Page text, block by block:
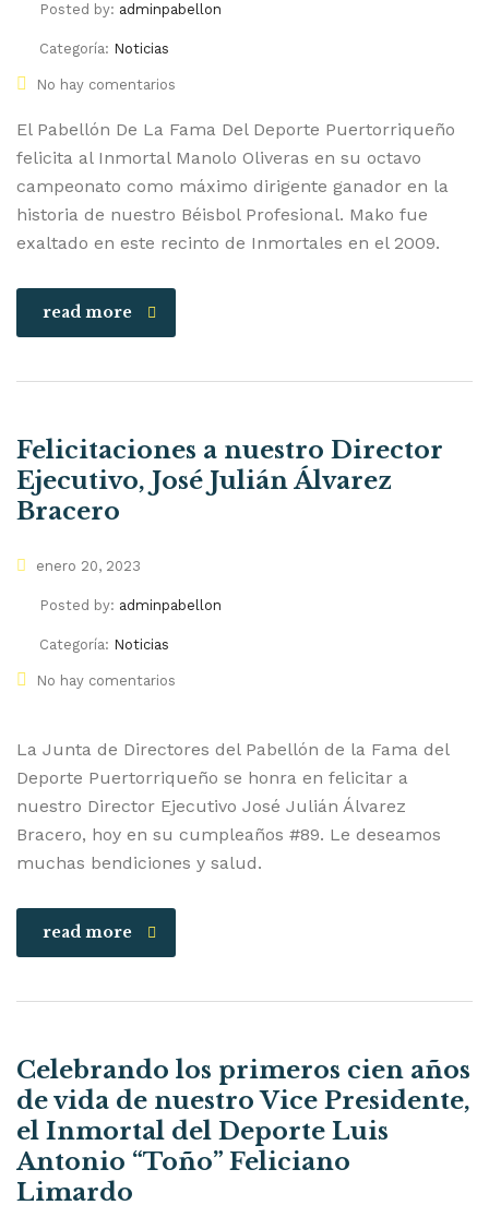
Posted by: adminpabellon
Categoría: Noticias
No hay comentarios
El Pabellón De La Fama Del Deporte Puertorriqueño
felicita al Inmortal Manolo Oliveras en su octavo
campeonato como máximo dirigente ganador en la
historia de nuestro Béisbol Profesional. Mako fue
exaltado en este recinto de Inmortales en el 2009.
read more
Felicitaciones a nuestro Director
Ejecutivo, José Julián Álvarez
Bracero
enero 20, 2023
Posted by: adminpabellon
Categoría: Noticias
No hay comentarios
La Junta de Directores del Pabellón de la Fama del
Deporte Puertorriqueño se honra en felicitar a
nuestro Director Ejecutivo José Julián Álvarez
Bracero, hoy en su cumpleaños #89. Le deseamos
muchas bendiciones y salud.
read more
Celebrando los primeros cien años
de vida de nuestro Vice Presidente,
el Inmortal del Deporte Luis
Antonio “Toño” Feliciano
Limardo